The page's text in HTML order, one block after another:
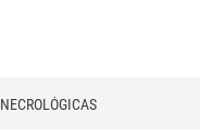
NECROLÓGICAS